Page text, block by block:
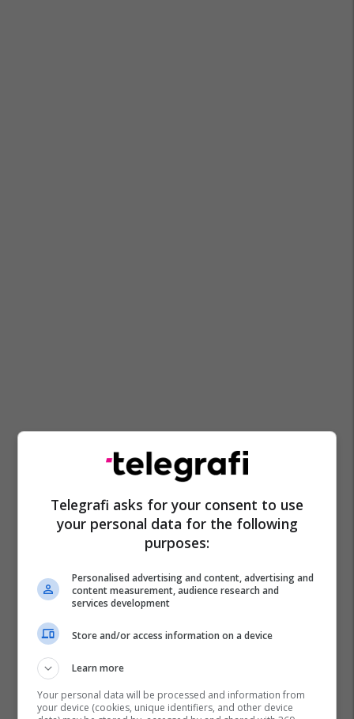
Telegrafi asks for your consent to use
your personal data for the following
purposes:
Personalised advertising and content, advertising and
content measurement, audience research and
services development
Store and/or access information on a device
Learn more
Your personal data will be processed and information from
your device (cookies, unique identifiers, and other device